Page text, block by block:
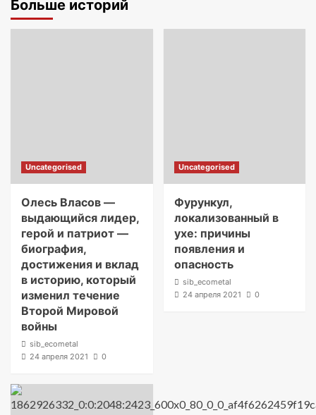
Больше историй
Uncategorised
Олесь Власов —
выдающийся лидер,
герой и патриот —
биография,
достижения и вклад
в историю, который
изменил течение
Второй Мировой
войны
sib_ecometal
24 апреля 2021
0
Uncategorised
Фурункул,
локализованный в
ухе: причины
появления и
опасность
sib_ecometal
24 апреля 2021
0